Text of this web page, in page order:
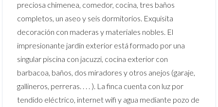
preciosa chimenea, comedor, cocina, tres baños
completos, un aseo y seis dormitorios. Exquisita
decoración con maderas y materiales nobles. El
impresionante jardín exterior está formado por una
singular piscina con jacuzzi, cocina exterior con
barbacoa, baños, dos miradores y otros anejos (garaje,
gallineros, perreras. . . . ). La finca cuenta con luz por
tendido eléctrico, internet wifi y agua mediante pozo de